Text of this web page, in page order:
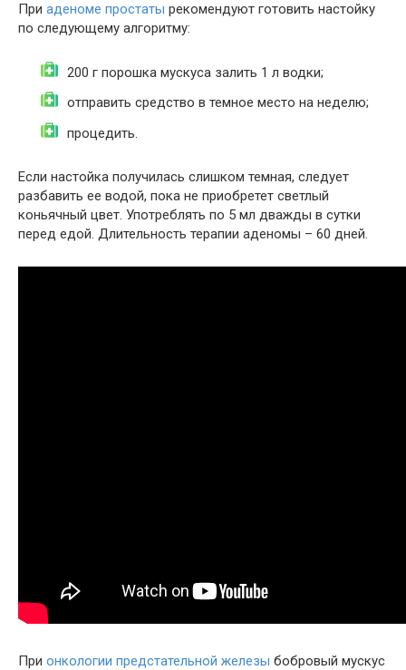
При аденоме простаты рекомендуют готовить настойку
по следующему алгоритму:
200 г порошка мускуса залить 1 л водки;
отправить средство в темное место на неделю;
процедить.
Если настойка получилась слишком темная, следует
разбавить ее водой, пока не приобретет светлый
коньячный цвет. Употреблять по 5 мл дважды в сутки
перед едой. Длительность терапии аденомы – 60 дней.
При онкологии предстательной железы бобровый мускус